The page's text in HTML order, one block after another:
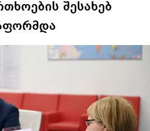
შესახებ